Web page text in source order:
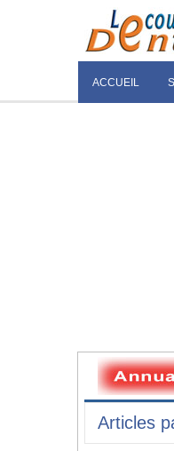
ACCUEIL
Articles